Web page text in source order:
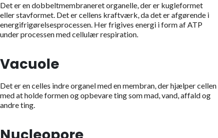
Det er en dobbeltmembraneret organelle, der er kugleformet
eller stavformet. Det er cellens kraftværk, da det er afgørende i
energifrigørelsesprocessen. Her frigives energi i form af ATP
under processen med cellulær respiration.
Vacuole
Det er en celles indre organel med en membran, der hjælper cellen
med at holde formen og opbevare ting som mad, vand, affald og
andre ting.